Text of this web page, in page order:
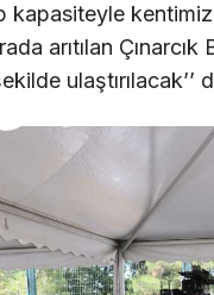
kapasiteyle
arıtılan
ulaştırılacak’’